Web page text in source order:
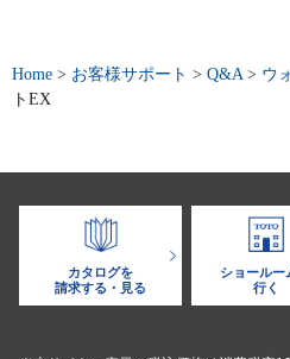
Home > お客様サポート > Q&A> ウ
トEX
カタログを
請求する・見る
ショールー
行く